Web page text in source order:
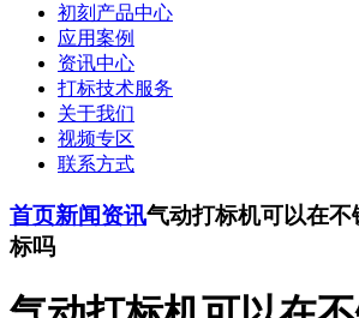
初刻产品中心
应用案例
资讯中心
打标技术服务
关于我们
视频专区
联系方式
首页新闻资讯气动打标机可以在
标吗